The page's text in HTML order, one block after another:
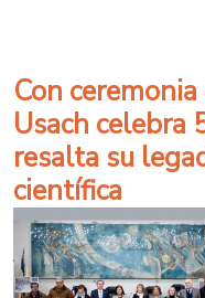
Con
Usach celebra
resalta su
científica